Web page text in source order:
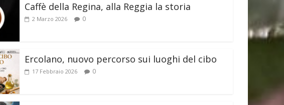
Caffè della Regina, alla Reggia la storia
2 Marzo 2026 0
Ercolano, nuovo percorso sui luoghi del cibo
17 Febbraio 2026 0